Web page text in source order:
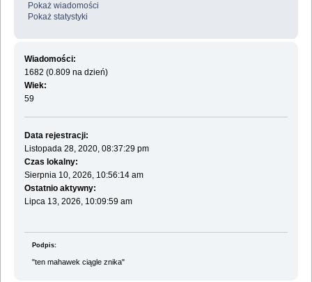
Pokaż wiadomości
Pokaż statystyki
Wiadomości:
1682 (0.809 na dzień)
Wiek:
59
Data rejestracji:
Listopada 28, 2020, 08:37:29 pm
Czas lokalny:
Sierpnia 10, 2026, 10:56:14 am
Ostatnio aktywny:
Lipca 13, 2026, 10:09:59 am
Podpis:
"ten mahawek ciągle znika"